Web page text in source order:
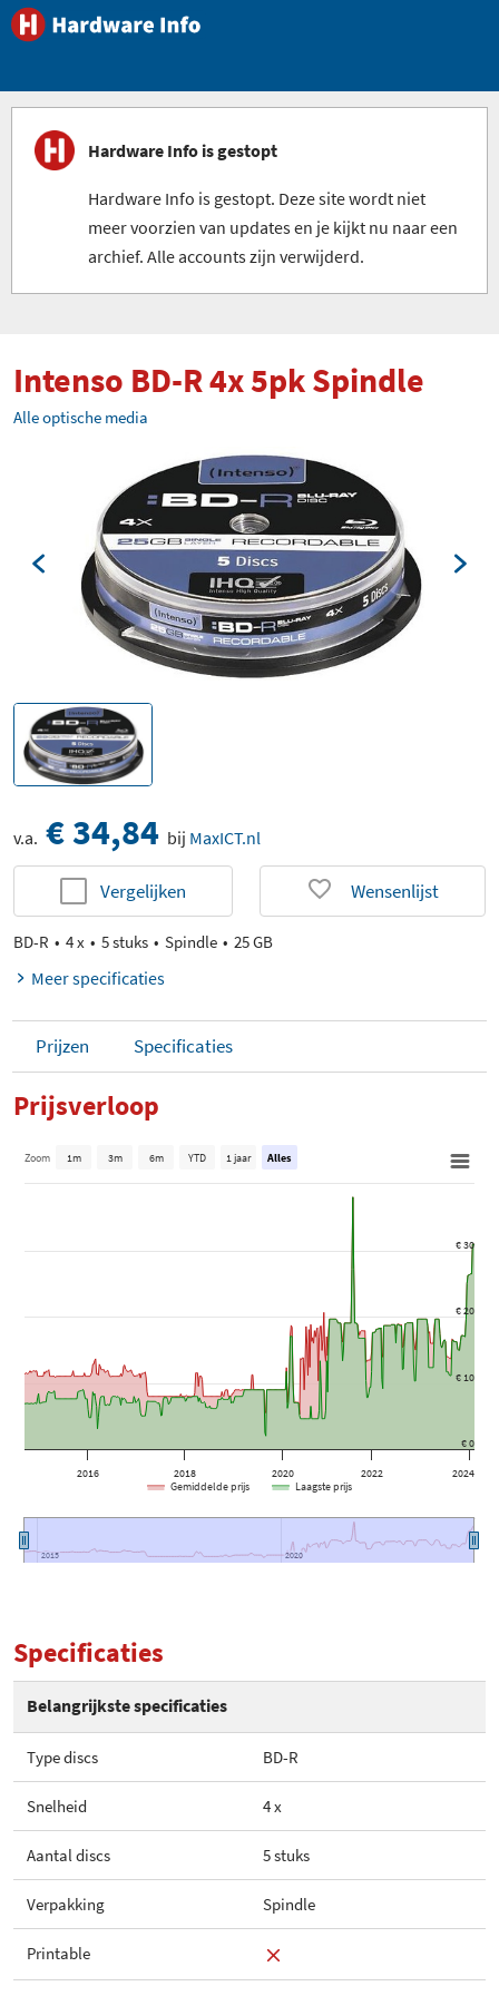
Hardware Info is gestopt
Hardware Info is gestopt. Deze site wordt niet
meer voorzien van updates en je kijkt nu naar een
archief. Alle accounts zijn verwijderd.
Intenso BD-R 4x 5pk Spindle
Alle optische media
v.a. € 34,84 bij MaxICT.nl
Vergelijken Wensenlijst
BD-R 4 x 5 stuks Spindle 25 GB
Meer specificaties
Prijzen Specificaties
Prijsverloop
2016 2018 2020 2022 2024
2015
2015 2020
2020
€ 0
€ 10
€ 20
€ 30
Zoom 1m 3m 6m YTD 1 jaar Alles
Gemiddelde prijs Laagste prijs
Specificaties
Belangrijkste specificaties
Type discs BD-R
Snelheid 4 x
Aantal discs 5 stuks
Verpakking Spindle
Printable